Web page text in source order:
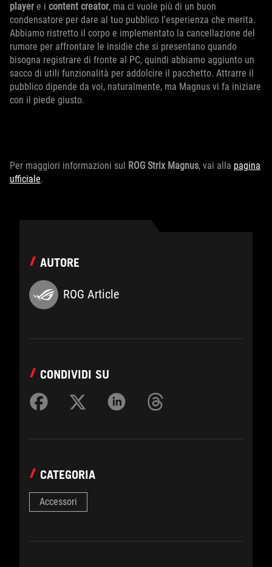
playere i content creator, ma ci vuole più di un buon
condensatore per dare al tuo pubblico l'esperienza che merita.
Abbiamo ristretto il corpo e implementato la cancellazione del
rumore per affrontare le insidie ​​che si presentano quando
bisogna registrare di fronte al PC, quindi abbiamo aggiunto un
sacco di utili funzionalità per addolcire il pacchetto. Attrarre il
pubblico dipende da voi, naturalmente, ma Magnus vi fa iniziare
con il piede giusto.
Per maggiori informazioni sul ROG Strix Magnus, vai alla pagina
ufficiale.
AUTORE
ROG Article
CONDIVIDI SU
CATEGORIA
Accessori